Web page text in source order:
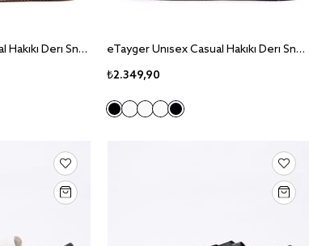
eTayger Unisex Casual Hakiki Deri Sneaker Ayakkabı E-3223
eTayger Unisex Casual Hakiki Deri Sneaker Ayakkabı E-3222
₺2.349,90